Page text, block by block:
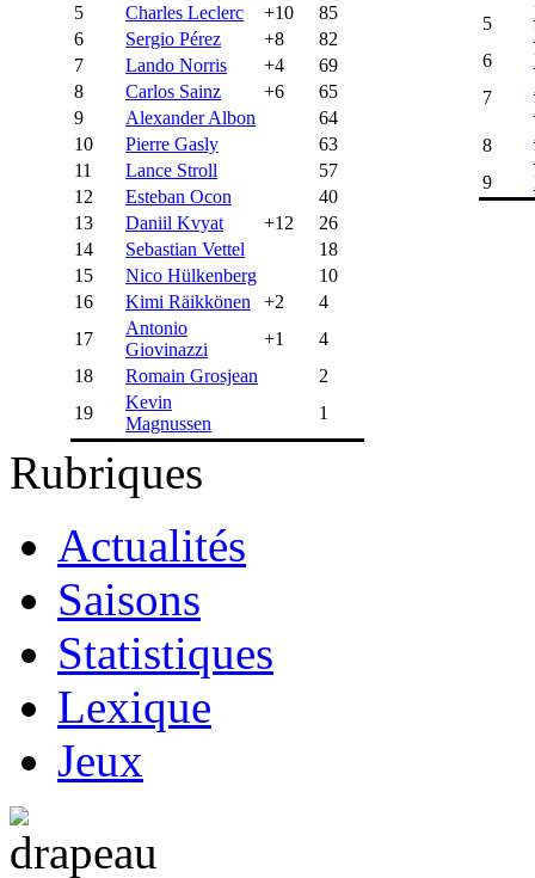
5
Charles Leclerc +10
85
6
Sergio Pérez +8
82
7
Lando Norris +4
69
8
Carlos Sainz +6
65
9
Alexander Albon
64
10
Pierre Gasly
63
11
Lance Stroll
57
12
Esteban Ocon
40
13
Daniil Kvyat +12
26
14
Sebastian Vettel
18
15
Nico Hülkenberg
10
16
Kimi Räikkönen +2
4
17
Antonio
Giovinazzi
+1
4
18
Romain Grosjean
2
19
Kevin
Magnussen
1
5
6
7
8
9
Rubriques
Actualités
Saisons
Statistiques
Lexique
Jeux